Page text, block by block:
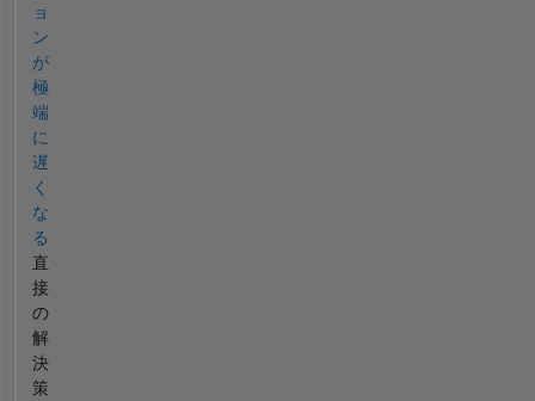
ョ
ン
が
極
端
に
遅
く
な
る
直
接
の
解
決
策